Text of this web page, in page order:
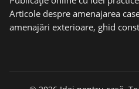
Articole despre amenajarea
amenajări exterioare, ghid